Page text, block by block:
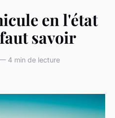
en l'état
savoir
4 min de lecture